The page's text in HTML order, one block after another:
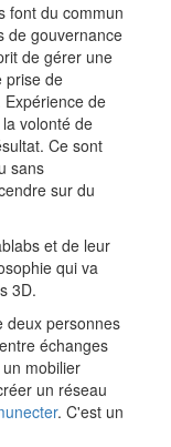
font du commun
de gouvernance
de gérer une
prise de
de
volonté de
Ce sont
sans
sur du
et de leur
qui va
3D.
deux personnes
échanges
mobilier
un réseau
. C'est un